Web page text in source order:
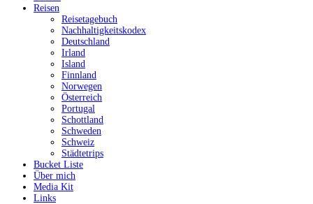
Reisen
Reisetagebuch
Nachhaltigkeitskodex
Deutschland
Irland
Island
Finnland
Norwegen
Österreich
Portugal
Schottland
Schweden
Schweiz
Städtetrips
Bucket Liste
Über mich
Media Kit
Links